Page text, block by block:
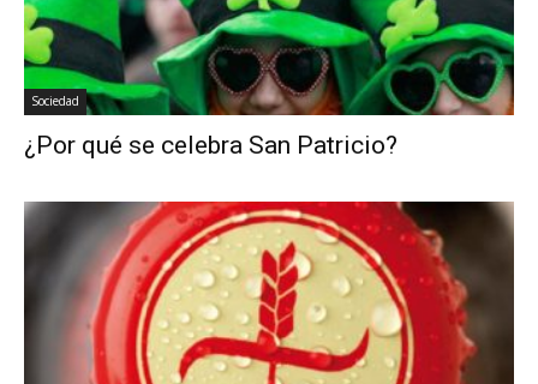
Sociedad
¿Por qué se celebra San Patricio?